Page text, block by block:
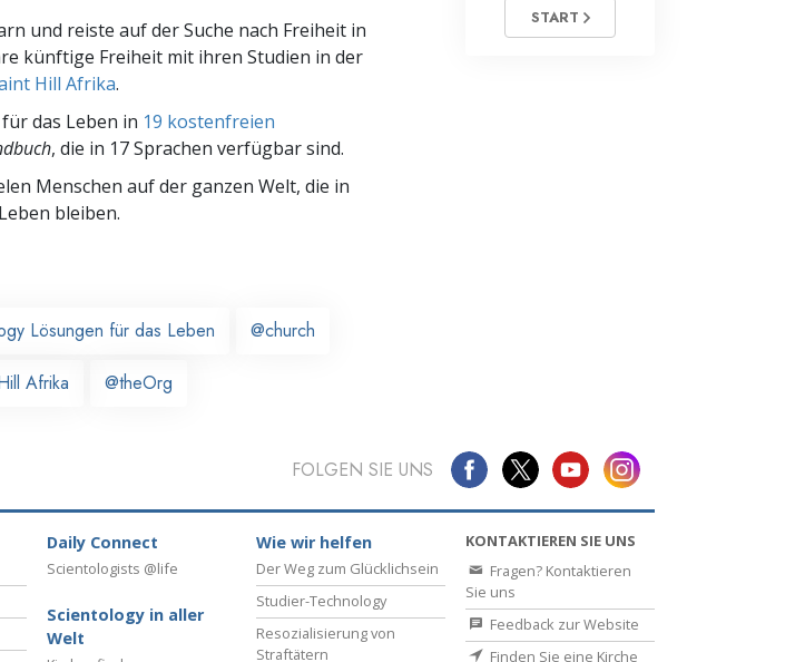
Die Grundlagen von Public Relations
und reiste auf der Suche nach Freiheit in
künftige Freiheit mit ihren Studien in der
Hill Afrika.
das Leben in 19 kostenfreien
, die in 17 Sprachen verfügbar sind.
Menschen auf der ganzen Welt, die in
bleiben.
Lösungen für das Leben @church
Afrika @theOrg
START
FOLGEN SIE UNS
Daily Connect
Scientologists @life
Scientology in aller
Welt
Wie wir helfen
Der Weg zum Glücklichsein
Studier-Technology
Resozialisierung von
Straftätern
KONTAKTIEREN SIE UNS
Fragen? Kontaktieren
Sie uns
Feedback zur Website
Finden Sie eine Kirche